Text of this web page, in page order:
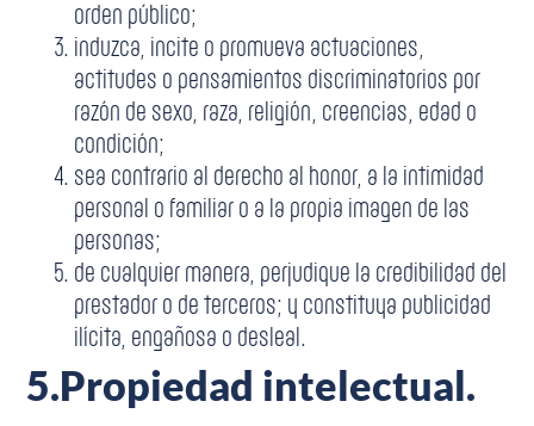
orden público;
induzca, incite o promueva actuaciones,
actitudes o pensamientos discriminatorios por
razón de sexo, raza, religión, creencias, edad o
condición;
sea contrario al derecho al honor, a la intimidad
personal o familiar o a la propia imagen de las
personas;
de cualquier manera, perjudique la credibilidad del
prestador o de terceros; y constituya publicidad
ilícita, engañosa o desleal.
5.Propiedad intelectual.